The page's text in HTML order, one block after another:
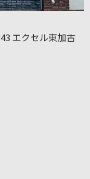
エクセル東加古